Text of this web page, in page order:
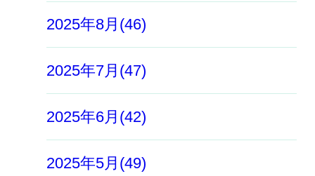
2025年8月(46)
2025年7月(47)
2025年6月(42)
2025年5月(49)